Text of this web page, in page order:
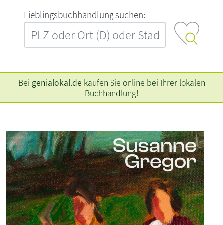
L‍i‍e‍b‍l‍i‍n‍g‍s‍b‍u‍c‍h‍h‍a‍n‍d‍l‍u‍n‍g‍ ‍s‍u‍c‍h‍e‍n‍:‍
Bei genialokal.de kaufen Sie online bei Ihrer lokalen
Buchhandlung!